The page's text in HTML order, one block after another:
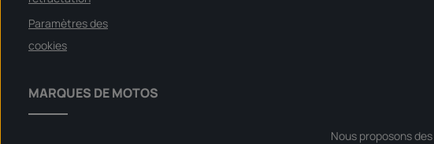
g
b
r
Paramètres des
cookies
MARQUES DE MOTOS
Nous proposons des